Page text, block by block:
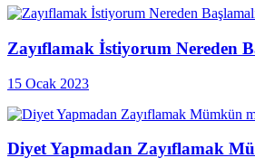
Zayıflamak İstiyorum Nereden
15 Ocak 2023
Diyet Yapmadan Zayıflamak